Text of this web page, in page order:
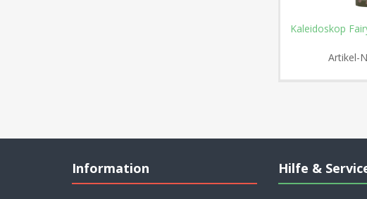
Kaleidoskop
Artikel-
Information Hilfe &